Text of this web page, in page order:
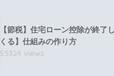
【節税】住宅ローン控除が終了
くる】仕組みの作り方
55324 views